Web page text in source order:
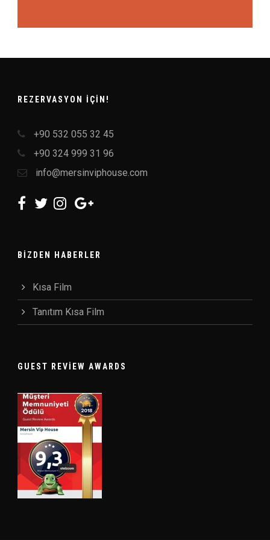
REZERVASYON IÇIN!
+90 532 055 32 45
+90 324 999 31 96
info@mersinviphouse.com
BIZDEN HABERLER
Kısa Film
Tanıtım Kısa Film
GUEST REVIEW AWARDS